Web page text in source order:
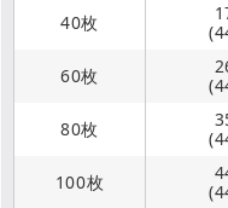
40枚
60枚
80枚
100枚